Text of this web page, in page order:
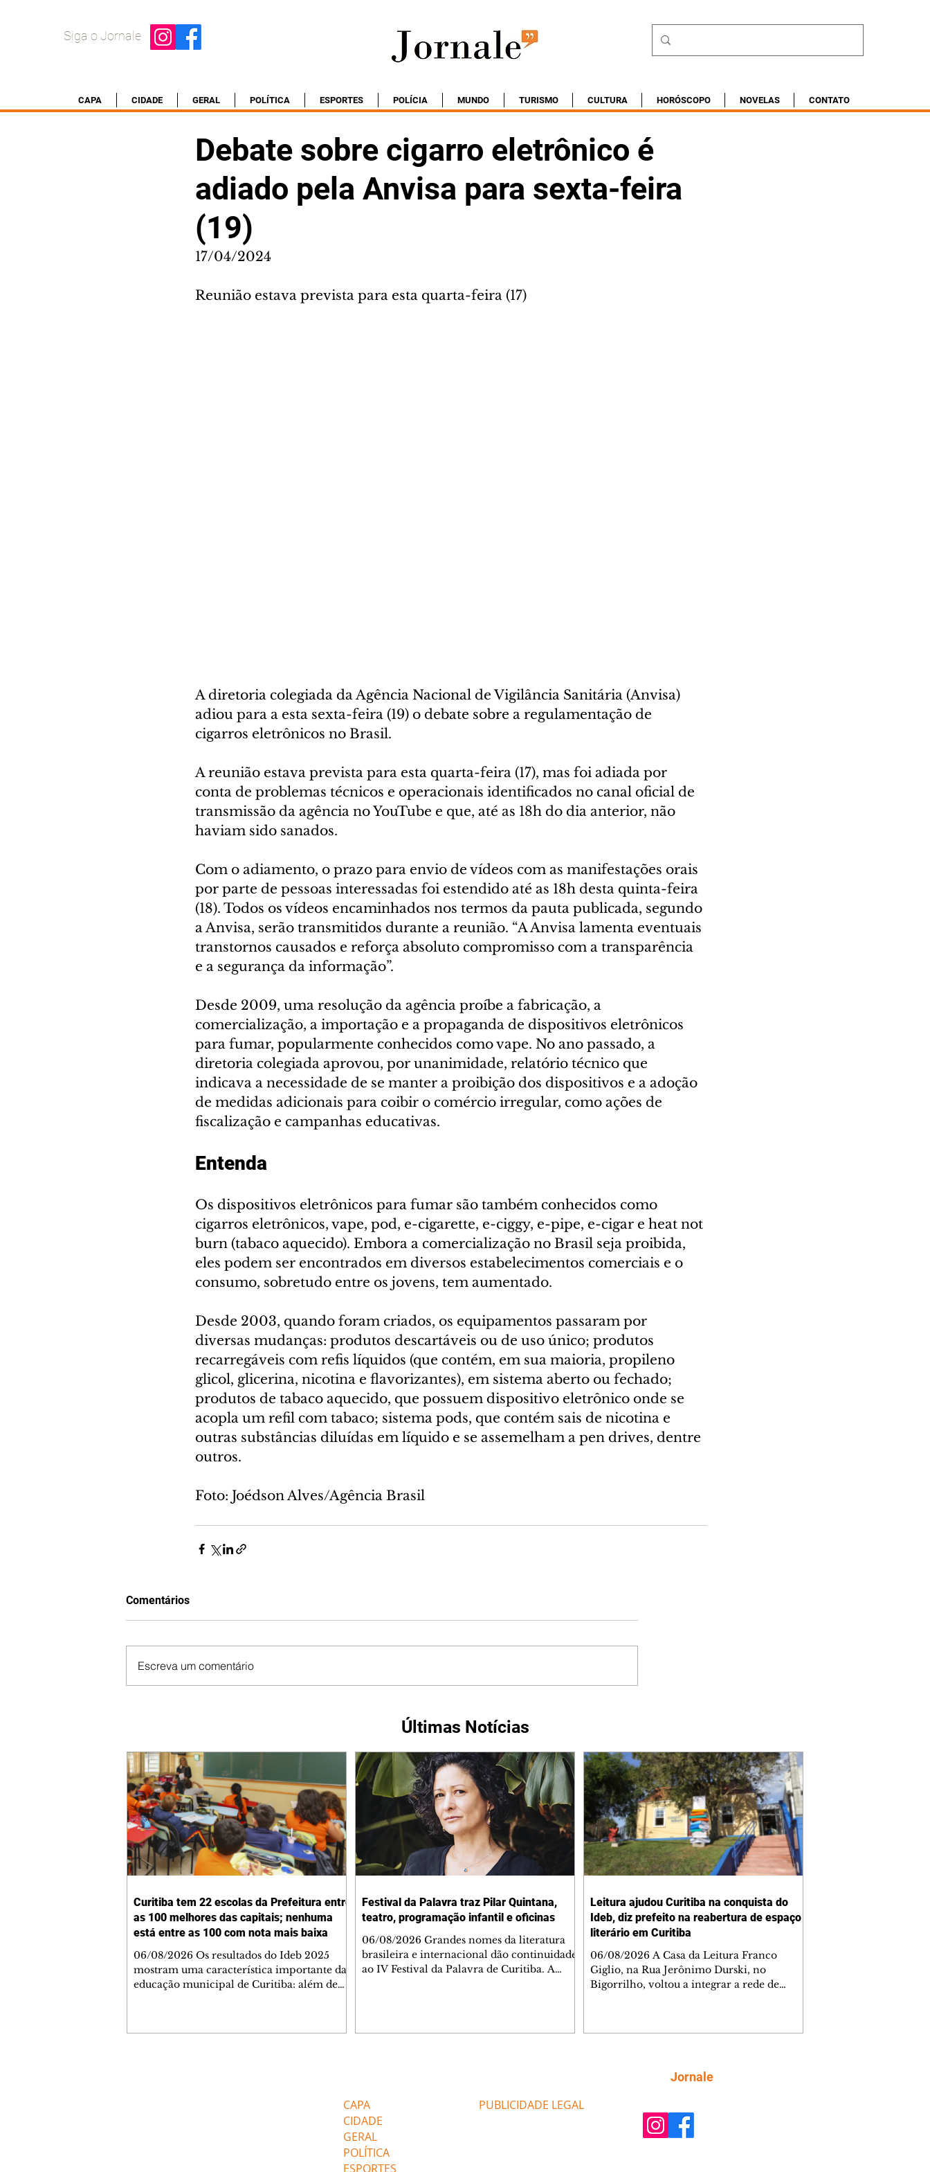
Siga o Jornale
CAPA CIDADE GERAL POLÍTICA ESPORTES POLÍCIA MUNDO TURISMO CULTURA HORÓSCOPO NOVELAS CONTATO
Debate sobre cigarro eletrônico é
adiado pela Anvisa para sexta-feira
(19)
17/04/2024
Reunião estava prevista para esta quarta-feira (17)
A diretoria colegiada da Agência Nacional de Vigilância Sanitária (Anvisa)
adiou para a esta sexta-feira (19) o debate sobre a regulamentação de
cigarros eletrônicos no Brasil.
A reunião estava prevista para esta quarta-feira (17), mas foi adiada por
conta de problemas técnicos e operacionais identificados no canal oficial de
transmissão da agência no YouTube e que, até as 18h do dia anterior, não
haviam sido sanados.
Com o adiamento, o prazo para envio de vídeos com as manifestações orais
por parte de pessoas interessadas foi estendido até as 18h desta quinta-feira
(18). Todos os vídeos encaminhados nos termos da pauta publicada, segundo
a Anvisa, serão transmitidos durante a reunião. “A Anvisa lamenta eventuais
transtornos causados e reforça absoluto compromisso com a transparência
e a segurança da informação”.
Desde 2009, uma resolução da agência proíbe a fabricação, a
comercialização, a importação e a propaganda de dispositivos eletrônicos
para fumar, popularmente conhecidos como vape. No ano passado, a
diretoria colegiada aprovou, por unanimidade, relatório técnico que
indicava a necessidade de se manter a proibição dos dispositivos e a adoção
de medidas adicionais para coibir o comércio irregular, como ações de
fiscalização e campanhas educativas.
Entenda
Os dispositivos eletrônicos para fumar são também conhecidos como
cigarros eletrônicos, vape, pod, e-cigarette, e-ciggy, e-pipe, e-cigar e heat not
burn (tabaco aquecido). Embora a comercialização no Brasil seja proibida,
eles podem ser encontrados em diversos estabelecimentos comerciais e o
consumo, sobretudo entre os jovens, tem aumentado.
Desde 2003, quando foram criados, os equipamentos passaram por
diversas mudanças: produtos descartáveis ou de uso único; produtos
recarregáveis com refis líquidos (que contém, em sua maioria, propileno
glicol, glicerina, nicotina e flavorizantes), em sistema aberto ou fechado;
produtos de tabaco aquecido, que possuem dispositivo eletrônico onde se
acopla um refil com tabaco; sistema pods, que contém sais de nicotina e
outras substâncias diluídas em líquido e se assemelham a pen drives, dentre
outros.
Foto: Joédson Alves/Agência Brasil
Comentários
Escreva um comentário
Últimas Notícias
Curitiba tem 22 escolas da Prefeitura entre
as 100 melhores das capitais; nenhuma
está entre as 100 com nota mais baixa
06/08/2026 Os resultados do Ideb 2025
mostram uma característica importante da
educação municipal de Curitiba: além de
Festival da Palavra traz Pilar Quintana,
teatro, programação infantil e oficinas
06/08/2026 Grandes nomes da literatura
brasileira e internacional dão continuidade
ao IV Festival da Palavra de Curitiba. A
de Pilar com Mariana Sanche
Leitura ajudou Curitiba na conquista do
Ideb, diz prefeito na reabertura de espaço
literário em Curitiba
06/08/2026 A Casa da Leitura Franco
Giglio, na Rua Jerônimo Durski, no
Bigorrilho, voltou a integrar a rede de
importante reforço na política de incentivo
literárias. Ao entregar a obra, o prefeito Ed
CAPA
CIDADE
GERAL
POLÍTICA
ESPORTES
PUBLICIDADE LEGAL
Jornale